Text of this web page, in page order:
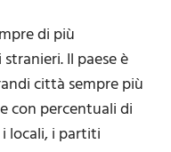
di più
Il paese è
città sempre più
con percentuali di
locali, i partiti